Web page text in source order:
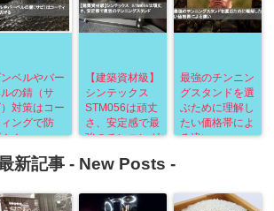
ベルやバー
の錆（サ
）対策はコー
ングで防
！
【建築資材級】
シンテックス
STM056は頑丈
さ、安定感で最
強のチンニング
最強のチンニン
グスタンドを選
ぶために理解し
たい価格帯によ
る違い
新記事 - New Posts -